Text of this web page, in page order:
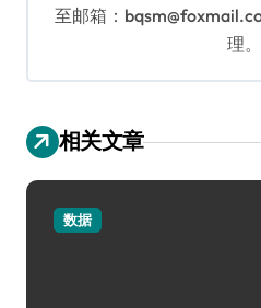
至邮箱：
理。
相关文章
数据